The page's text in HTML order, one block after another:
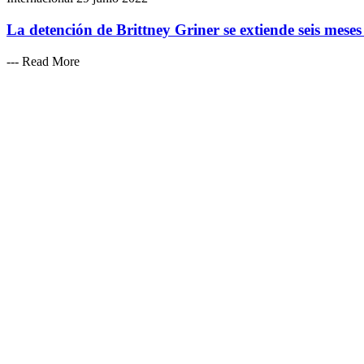
La detención de Brittney Griner se extiende seis
--- Read More